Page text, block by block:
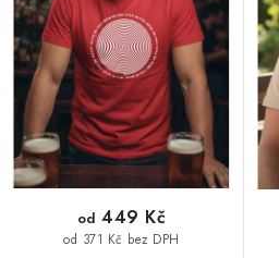
od 371 Kč bez DPH
od 449 Kč